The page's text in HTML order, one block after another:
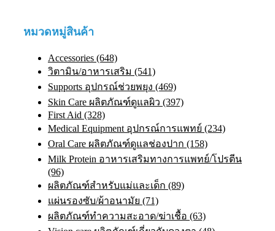
หมวดหมู่สินค้า
Accessories (648)
วิตามิน/อาหารเสริม (541)
Supports อุปกรณ์ช่วยพยุง (469)
Skin Care ผลิตภัณฑ์ดูแลผิว (397)
First Aid (328)
Medical Equipment อุปกรณ์การแพทย์ (234)
Oral Care ผลิตภัณฑ์ดูแลช่องปาก (158)
Milk Protein อาหารเสริมทางการแพทย์/โปรตีน
(96)
ผลิตภัณฑ์สำหรับแม่และเด็ก (89)
แผ่นรองซับ/ผ้าอนามัย (71)
ผลิตภัณฑ์ทําความสะอาด/ฆ่าเชื้อ (63)